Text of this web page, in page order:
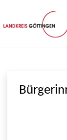
Zum Hauptinhalt